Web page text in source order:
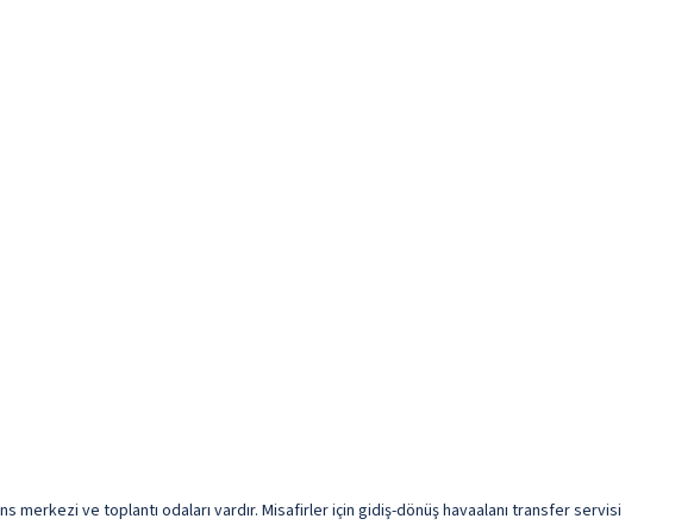
ve toplantı odaları vardır. Misafirler için gidiş-dönüş havaalanı transfer servisi